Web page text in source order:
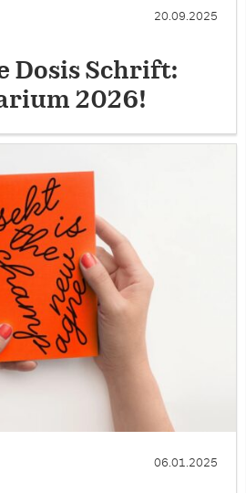
20.09.2025
Dosis Schrift:
2026!
06.01.2025